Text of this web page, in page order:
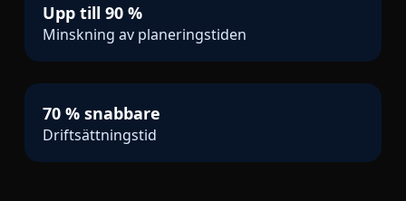
Upp till 90 %
Minskning av planeringstiden
70 % snabbare
Driftsättningstid